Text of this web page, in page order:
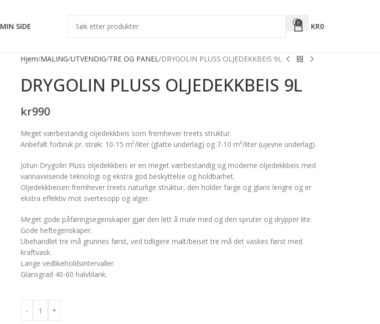
MIN SIDE 0 KR0
Hjem MALING UTVENDIG TRE OG PANEL DRYGOLIN PLUSS OLJEDEKKBEIS 9L
DRYGOLIN PLUSS OLJEDEKKBEIS 9L
kr990
Meget værbestandig oljedekkbeis som fremhever treets struktur.
Anbefalt forbruk pr. strøk: 10-15 m²/liter (glatte underlag) og 7-10 m²/liter (ujevne underlag).
Jotun Drygolin Pluss oljedekkbeis er en meget værbestandig og moderne oljedekkbeis med
vannavvisende teknologi og ekstra god beskyttelse og holdbarhet.
Oljedekkbeisen fremhever treets naturlige struktur, den holder farge og glans lengre og er
ekstra effektiv mot svertesopp og alger.
Meget gode påføringsegenskaper gjør den lett å male med og den spruter og drypper lite.
Gode heftegenskaper.
Ubehandlet tre må grunnes først, ved tidligere malt/beiset tre må det vaskes først med
kraftvask.
Lange vedlikeholdsintervaller.
Glansgrad 40-60 halvblank.